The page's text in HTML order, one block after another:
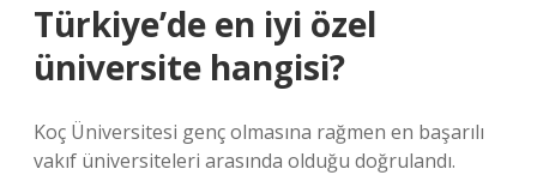
Türkiye’de en iyi özel
üniversite hangisi?
Koç Üniversitesi genç olmasına rağmen en başarılı
vakıf üniversiteleri arasında olduğu doğrulandı.